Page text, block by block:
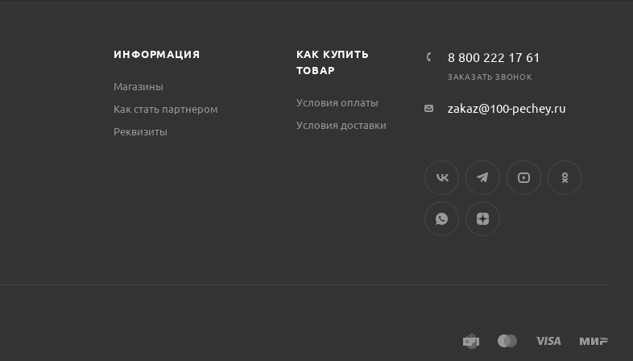
ИНФОРМАЦИЯ
Магазины
Как стать партнером
Реквизиты
КАК КУПИТЬ
ТОВАР
Условия оплаты
Условия доставки
8 800 222 17 61
ЗАКАЗАТЬ ЗВОНОК
zakaz@100-pechey.ru